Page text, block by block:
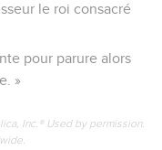
le roi consacré
pour parure alors
»
Inc.® Used by permission.